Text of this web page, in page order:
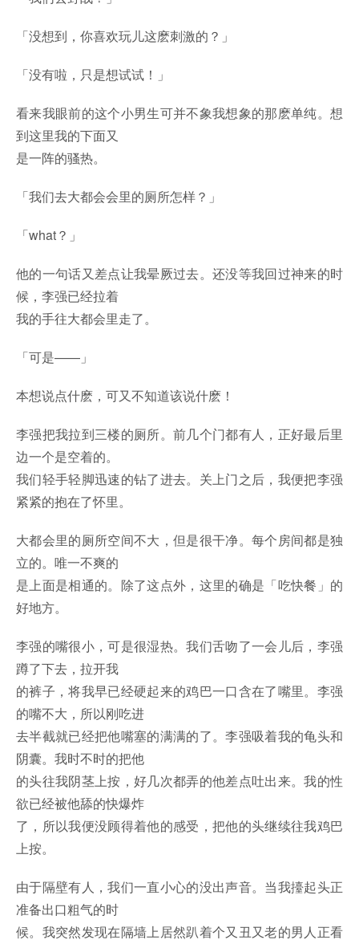
「没想到，你喜欢玩儿这麽刺激的？」
「没有啦，只是想试试！」
看来我眼前的这个小男生可并不象我想象的那麽单纯。想
到这里我的下面又
是一阵的骚热。
「我们去大都会会里的厕所怎样？」
「what？」
他的一句话又差点让我晕厥过去。还没等我回过神来的时
候，李强已经拉着
我的手往大都会里走了。
「可是——」
本想说点什麽，可又不知道该说什麽！
李强把我拉到三楼的厕所。前几个门都有人，正好最后里
边一个是空着的。
我们轻手轻脚迅速的钻了进去。关上门之后，我便把李强
紧紧的抱在了怀里。
大都会里的厕所空间不大，但是很干净。每个房间都是独
立的。唯一不爽的
是上面是相通的。除了这点外，这里的确是「吃快餐」的
好地方。
李强的嘴很小，可是很湿热。我们舌吻了一会儿后，李强
蹲了下去，拉开我
的裤子，将我早已经硬起来的鸡巴一口含在了嘴里。李强
的嘴不大，所以刚吃进
去半截就已经把他嘴塞的满满的了。李强吸着我的龟头和
阴囊。我时不时的把他
的头往我阴茎上按，好几次都弄的他差点吐出来。我的性
欲已经被他舔的快爆炸
了，所以我便没顾得着他的感受，把他的头继续往我鸡巴
上按。
由于隔壁有人，我们一直小心的没出声音。当我擡起头正
准备出口粗气的时
候。我突然发现在隔墙上居然趴着个又丑又老的男人正看